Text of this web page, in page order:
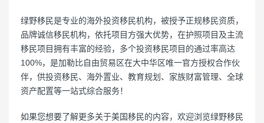
绿野移民是专业的海外投资移民机构，被授予正规移民资质，
品牌诚信移民机构，依托项目方强大优势，在护照项目及主流
移民项目拥有丰富的经验，多个投资移民项目的通过率高达
100%，是加勒比自由贸易区在大中华区唯一官方授权合作伙
伴，供投资移民、海外置业、教育规划、家族财富管理、全球
资产配置等一站式综合服务！
如果您想要了解更多关于美国移民的内容，欢迎浏览绿野移民